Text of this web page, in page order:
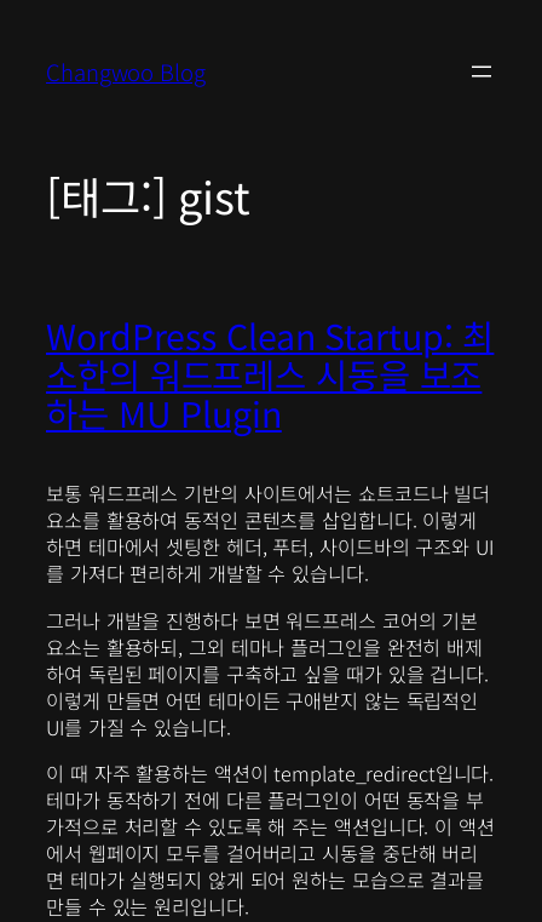
Changwoo Blog
[태그:] gist
WordPress Clean Startup: 최
소한의 워드프레스 시동을 보조
하는 MU Plugin
보통 워드프레스 기반의 사이트에서는 쇼트코드나 빌더
요소를 활용하여 동적인 콘텐츠를 삽입합니다. 이렇게
하면 테마에서 셋팅한 헤더, 푸터, 사이드바의 구조와 UI
를 가져다 편리하게 개발할 수 있습니다.
그러나 개발을 진행하다 보면 워드프레스 코어의 기본
요소는 활용하되, 그외 테마나 플러그인을 완전히 배제
하여 독립된 페이지를 구축하고 싶을 때가 있을 겁니다.
이렇게 만들면 어떤 테마이든 구애받지 않는 독립적인
UI를 가질 수 있습니다.
이 때 자주 활용하는 액션이 template_redirect입니다.
테마가 동작하기 전에 다른 플러그인이 어떤 동작을 부
가적으로 처리할 수 있도록 해 주는 액션입니다. 이 액션
에서 웹페이지 모두를 걸어버리고 시동을 중단해 버리
면 테마가 실행되지 않게 되어 원하는 모습으로 결과믈
만들 수 있는 원리입니다.